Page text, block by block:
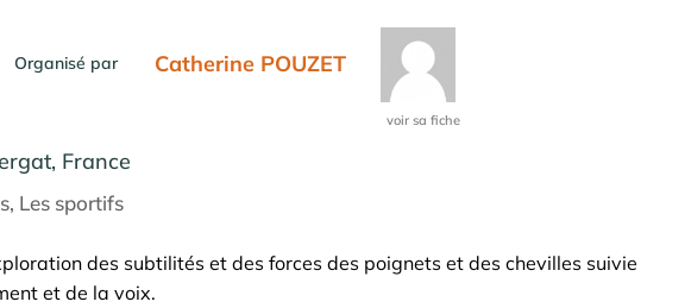
Organisé par Catherine POUZET
voir sa fiche
France
Les sportifs
des subtilités et des forces des poignets et des chevilles suivie
et de la voix.